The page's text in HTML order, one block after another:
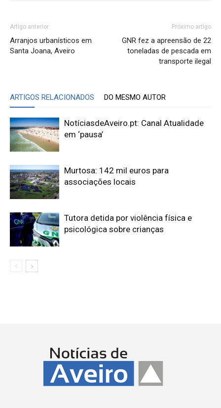
Artigo anterior
Arranjos urbanísticos em
Santa Joana, Aveiro
Próximo artigo
GNR fez a apreensão de 22
toneladas de pescada em
transporte ilegal
ARTIGOS RELACIONADOS DO MESMO AUTOR
NotíciasdeAveiro.pt: Canal Atualidade
em ‘pausa’
Murtosa: 142 mil euros para
associações locais
Tutora detida por violência física e
psicológica sobre crianças